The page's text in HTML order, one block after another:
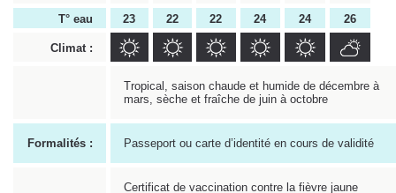
T° eau
23 22 22 24 24 26
Climat :
Tropical, saison chaude et humide de décembre à
mars, sèche et fraîche de juin à octobre
Formalités : Passeport ou carte d’identité en cours de validité
Certificat de vaccination contre la fièvre jaune